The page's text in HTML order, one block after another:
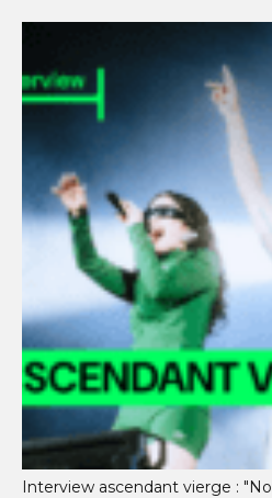
Interview ascendant vierge :